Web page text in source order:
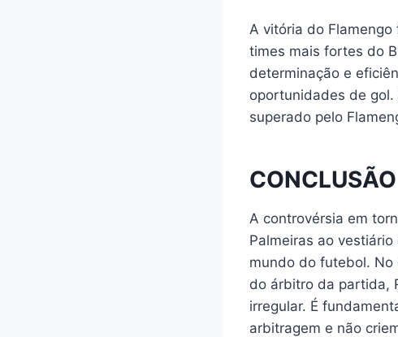
A vitória do
times mais fortes do
determinação e
oportunidades de gol.
superado pelo
CONCLUSÃO
A controvérsia em
Palmeiras ao
mundo do futebol.
do árbitro da partida,
irregular. É
arbitragem e não